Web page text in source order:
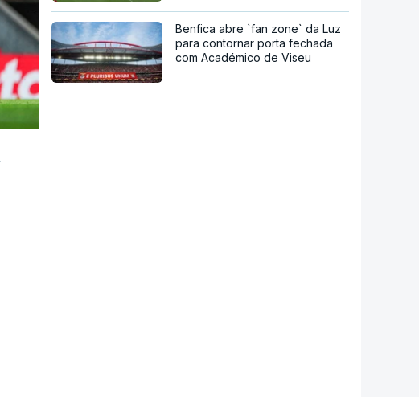
Benfica abre `fan zone` da Luz
para contornar porta fechada
com Académico de Viseu